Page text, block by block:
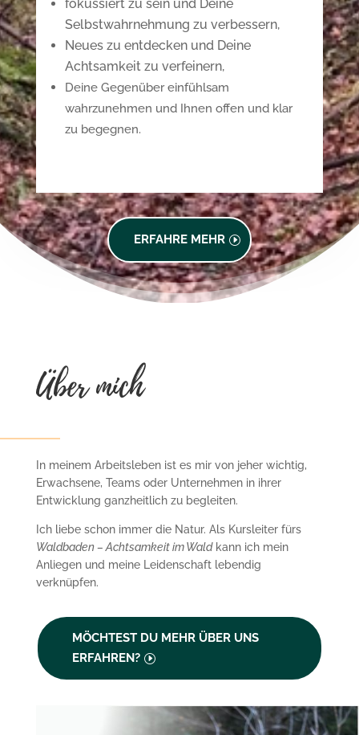
fokussiert zu sein und Deine
Selbstwahrnehmung zu verbessern,
Neues zu entdecken und Deine
Achtsamkeit zu verfeinern,
Deine Gegenüber einfühlsam
wahrzunehmen und Ihnen offen und klar
zu begegnen.
ERFAHRE MEHR
Über mich
In meinem Arbeitsleben ist es mir von jeher wichtig,
Erwachsene, Teams oder Unternehmen in ihrer
Entwicklung ganzheitlich zu begleiten.
Ich liebe schon immer die Natur. Als Kursleiter fürs
Waldbaden – Achtsamkeit im Waldkann ich mein
Anliegen und meine Leidenschaft lebendig
verknüpfen.
MÖCHTEST DU MEHR ÜBER UNS
ERFAHREN?